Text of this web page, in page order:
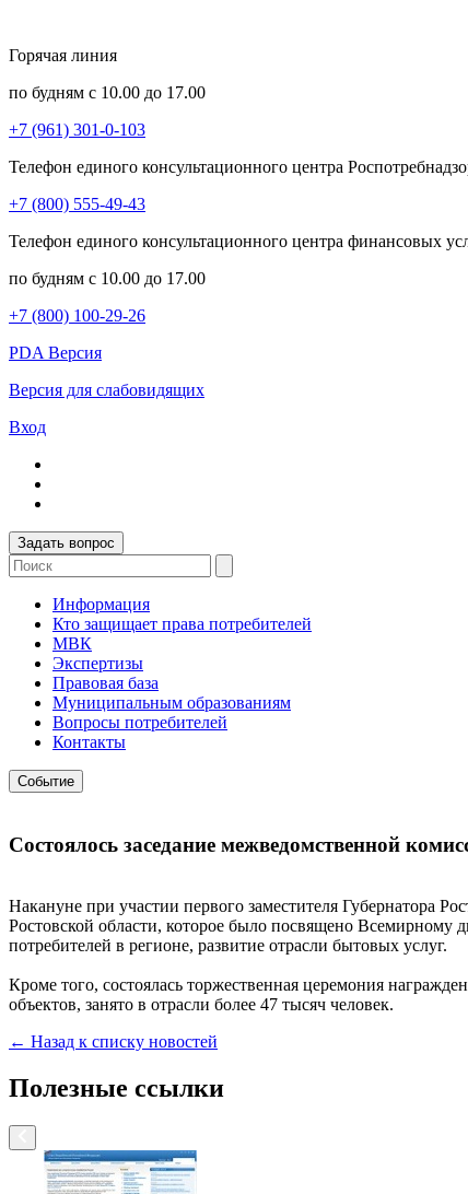
Горячая линия
по будням с 10.00 до 17.00
+7 (961) 301-0-103
Телефон единого консультационного центра
+7 (800) 555-49-43
Телефон единого консультационного центра финансовых
по будням с 10.00 до 17.00
+7 (800) 100-29-26
PDA Версия
Версия для слабовидящих
Вход
Задать вопрос
Информация
Кто защищает права потребителей
МВК
Экспертизы
Правовая база
Муниципальным образованиям
Вопросы потребителей
Контакты
Событие
Состоялось заседание межведомственной
Накануне при участии первого заместителя Губернатора
Ростовской области, которое было посвящено
потребителей в регионе, развитие отрасли бытовых услуг.
Кроме того, состоялась торжественная церемония
объектов, занято в отрасли более 47 тысяч человек.
← Назад к списку новостей
Полезные ссылки